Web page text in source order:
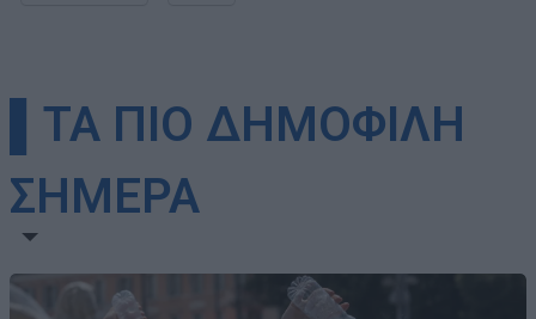
▌ΤΑ ΠΙΟ ΔΗΜΟΦΙΛΗ
ΣΗΜΕΡΑ